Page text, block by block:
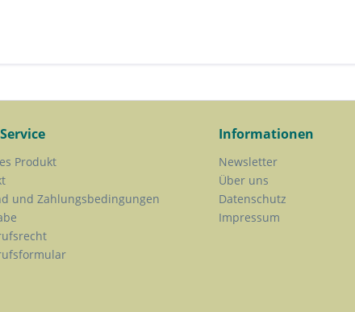
Produkt
und Zahlungsbedingungen
Informationen
Newsletter
Über uns
Datenschutz
Impressum